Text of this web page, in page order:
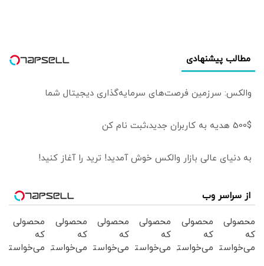
مطالب پیشنهادی
والکس: سرزمین فرصت‌های سرمایه‌گذاری دیجیتال شما
500$ هدیه به کاربران جدید،ثبت نام کن
به دنیای عالی بازار والکس خوش آمدید! ترید را آغاز کنید!
از سراسر وب
محصولی
که
می‌خواستی
محصولی
که
می‌خواستی
محصولی
که
می‌خواستی
محصولی
که
می‌خواستی
محصولی
که
می‌خواستی
محصولی
که
می‌خواستی